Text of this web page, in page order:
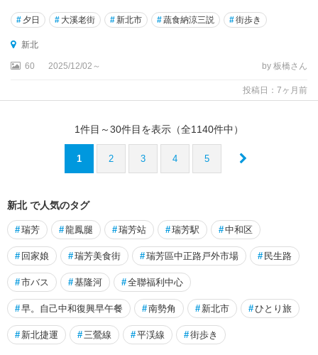
# 夕日 # 大溪老街 #新北市 #蔬食納涼三説 #街歩き
新北
60 2025/12/02～ by 板橋さん
投稿日：7ヶ月前
1件目～30件目を表示（全1140件中）
1 2 3 4 5
新北 で人気のタグ
#瑞芳 #龍鳳腿 #瑞芳站 #瑞芳駅 #中和区
# 回家娘 #瑞芳美食街 #瑞芳區中正路戸外市場 # 民生路
#市バス #基隆河 #全聯福利中心
#早。自己中和復興早午餐 #南勢角 # 新北市 #ひとり旅
# 新北捷運 # 三鶯線 #平渓線 #街歩き